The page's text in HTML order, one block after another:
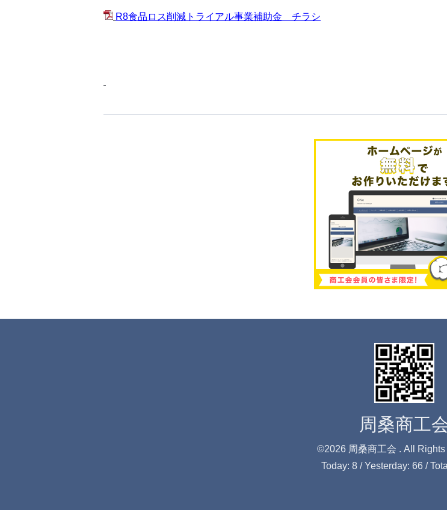
R8食品ロス削減トライアル事業補助金 チラシ
周桑商工
©2026 周桑商工会 . All
Today: 8 / Yesterday: 66 /